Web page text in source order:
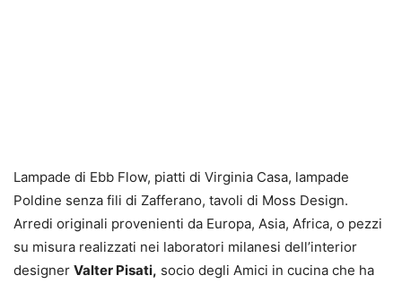
Lampade di Ebb Flow, piatti di Virginia Casa, lampade
Poldine senza fili di Zafferano, tavoli di Moss Design.
Arredi originali provenienti da Europa, Asia, Africa, o pezzi
su misura realizzati nei laboratori milanesi dell’interior
designer Valter Pisati, socio degli Amici in cucina che ha